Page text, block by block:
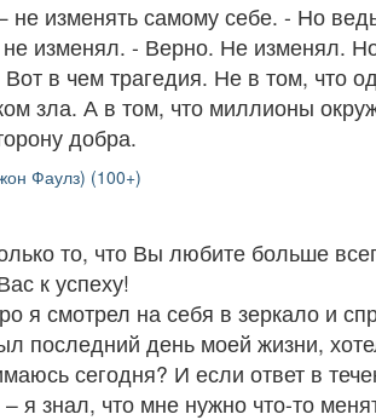
изменять самому себе. - Но
не изменял. - Верно. Не изменял.
в чем трагедия. Не в том, что
зла. А в том, что миллионы
добра.
Фаулз) (100+)
то, что Вы любите больше
к успеху!
я смотрел на себя в зеркало и
последний день моей жизни,
сегодня? И если ответ в
я знал, что мне нужно что-то